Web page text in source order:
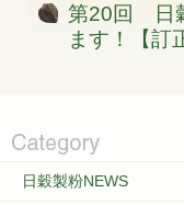
第20回 日
ます！【訂
日穀製粉NEWS